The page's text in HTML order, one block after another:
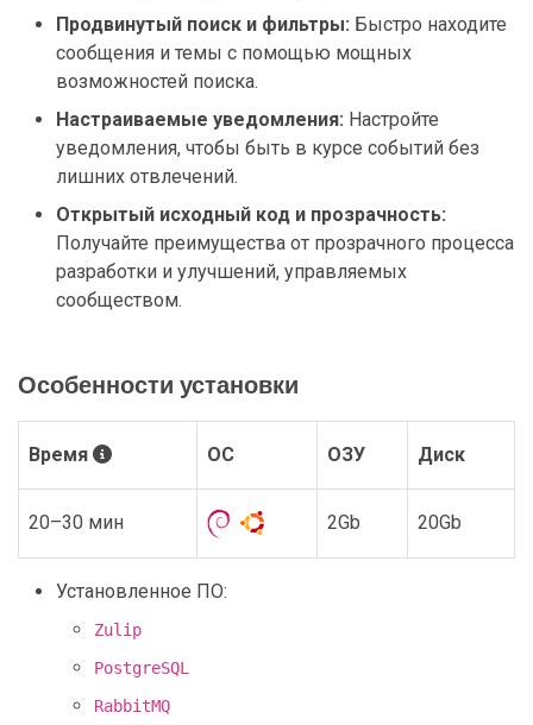
Продвинутый поиск и фильтры: Быстро находите
сообщения и темы с помощью мощных
возможностей поиска.
Настраиваемые уведомления: Настройте
уведомления, чтобы быть в курсе событий без
лишних отвлечений.
Открытый исходный код и прозрачность:
Получайте преимущества от прозрачного процесса
разработки и улучшений, управляемых
сообществом.
Особенности установки
Время ОС ОЗУ Диск
20–30 мин 2Gb 20Gb
Установленное ПО:
Zulip
PostgreSQL
RabbitMQ